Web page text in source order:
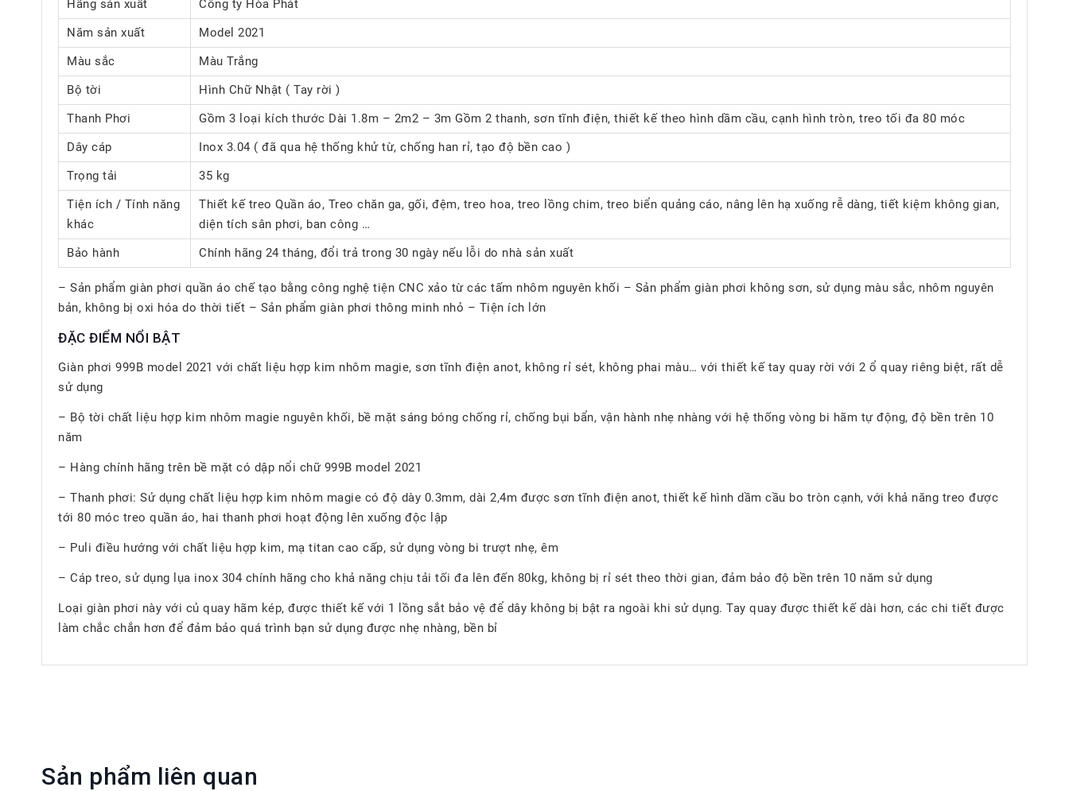
Hãng sản xuất
Công ty Hòa Phát
Năm sản xuất
Model 2021
Màu sắc
Màu Trắng
Bộ tời
Hình Chữ Nhật ( Tay rời )
Thanh Phơi
Gồm 3 loại kích thước Dài 1.8m – 2m2 – 3m Gồm 2 thanh, sơn tĩnh điện, thiết kế theo hình dầm cầu, cạnh hình tròn, treo tối đa 80 móc
Dây cáp
Inox 3.04 ( đã qua hệ thống khử từ, chống han rỉ, tạo độ bền cao )
Trọng tải
35 kg
Tiện ích / Tính năng
khác
Thiết kế treo Quần áo, Treo chăn ga, gối, đệm, treo hoa, treo lồng chim, treo biển quảng cáo, nâng lên hạ xuống rễ dàng, tiết kiệm không gian,
diện tích sân phơi, ban công …
Bảo hành
Chính hãng 24 tháng, đổi trả trong 30 ngày nếu lỗi do nhà sản xuất
– Sản phẩm giàn phơi quần áo chế tạo bằng công nghệ tiện CNC xảo từ các tấm nhôm nguyên khối – Sản phẩm giàn phơi không sơn, sử dụng màu sắc, nhôm nguyên
bản, không bị oxi hóa do thời tiết – Sản phẩm giàn phơi thông minh nhỏ – Tiện ích lớn
ĐẶC ĐIỂM NỔI BẬT
Giàn phơi 999B model 2021 với chất liệu hợp kim nhôm magie, sơn tĩnh điện anot, không rỉ sét, không phai màu… với thiết kế tay quay rời với 2 ổ quay riêng biệt, rất dễ
sử dụng
– Bộ tời chất liệu hợp kim nhôm magie nguyên khối, bề mặt sáng bóng chống rỉ, chống bụi bẩn, vận hành nhẹ nhàng với hệ thống vòng bi hãm tự động, độ bền trên 10
năm
– Hàng chính hãng trên bề mặt có dập nổi chữ 999B model 2021
– Thanh phơi: Sử dụng chất liệu hợp kim nhôm magie có độ dày 0.3mm, dài 2,4m được sơn tĩnh điện anot, thiết kế hình dầm cầu bo tròn cạnh, với khả năng treo được
tới 80 móc treo quần áo, hai thanh phơi hoạt động lên xuống độc lập
– Puli điều hướng với chất liệu hợp kim, mạ titan cao cấp, sử dụng vòng bi trượt nhẹ, êm
– Cáp treo, sử dụng lụa inox 304 chính hãng cho khả năng chịu tải tối đa lên đến 80kg, không bị rỉ sét theo thời gian, đảm bảo độ bền trên 10 năm sử dụng
Loại giàn phơi này với củ quay hãm kép, được thiết kế với 1 lồng sắt bảo vệ để dây không bị bật ra ngoài khi sử dụng. Tay quay được thiết kế dài hơn, các chi tiết được
làm chắc chắn hơn để đảm bảo quá trình bạn sử dụng được nhẹ nhàng, bền bỉ
Sản phẩm liên quan